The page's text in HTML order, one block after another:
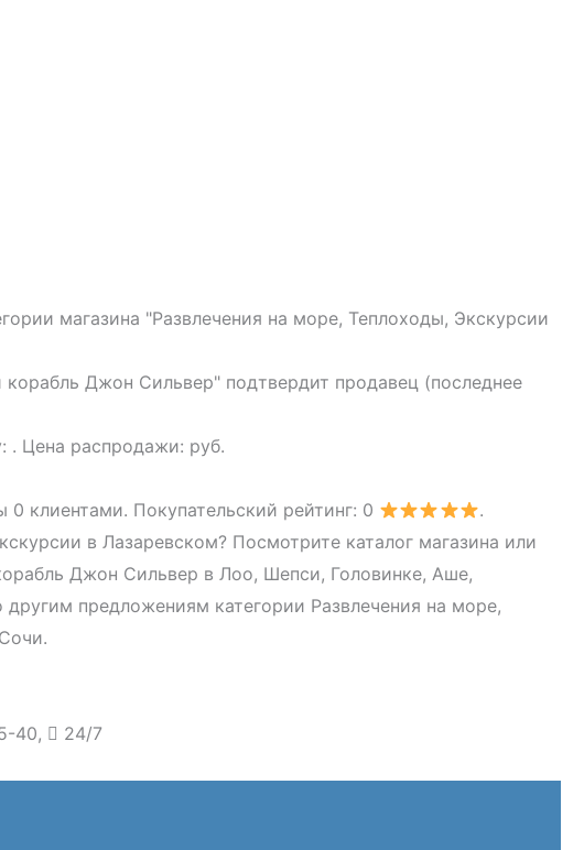
магазина "Развлечения на море, Теплоходы, Экскурсии
корабль Джон Сильвер" подтвердит продавец (последнее
. Цена распродажи: руб.
клиентами. Покупательский рейтинг: 0
.
в Лазаревском? Посмотрите каталог магазина или
Джон Сильвер в Лоо, Шепси, Головинке, Аше,
предложениям категории Развлечения на море,
40, 24/7